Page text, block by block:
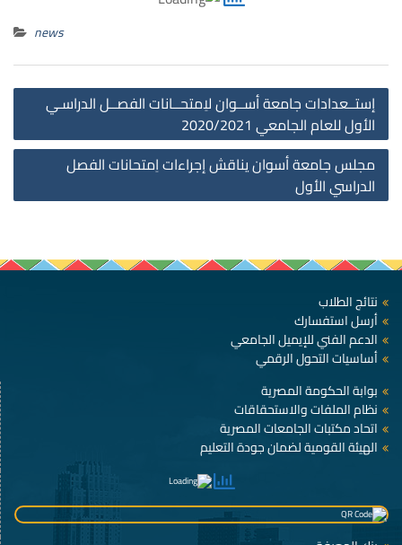
news
إستــعدادات جامعة أســوان لاِمتحــانات الفصــل الدراسـي
الأول للعام الجامعي 2020/2021
مجلس جامعة أسوان يناقش إجراءات اِمتحانات الفصل
الدراسي الأول
نتائج الطلاب
أرسل استفسارك
الدعم الفني للإيميل الجامعي
أساسيات التحول الرقمي
بوابة الحكومة المصرية
نظام الملفات والاستحقاقات
اتحاد مكتبات الجامعات المصرية
الهيئة القومية لضمان جودة التعليم